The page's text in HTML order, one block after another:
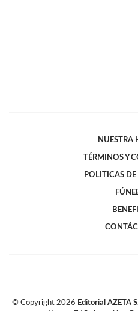
NUESTRA
TÉRMINOS Y
POLITICAS
© Copyright 2026 Editorial AZETA